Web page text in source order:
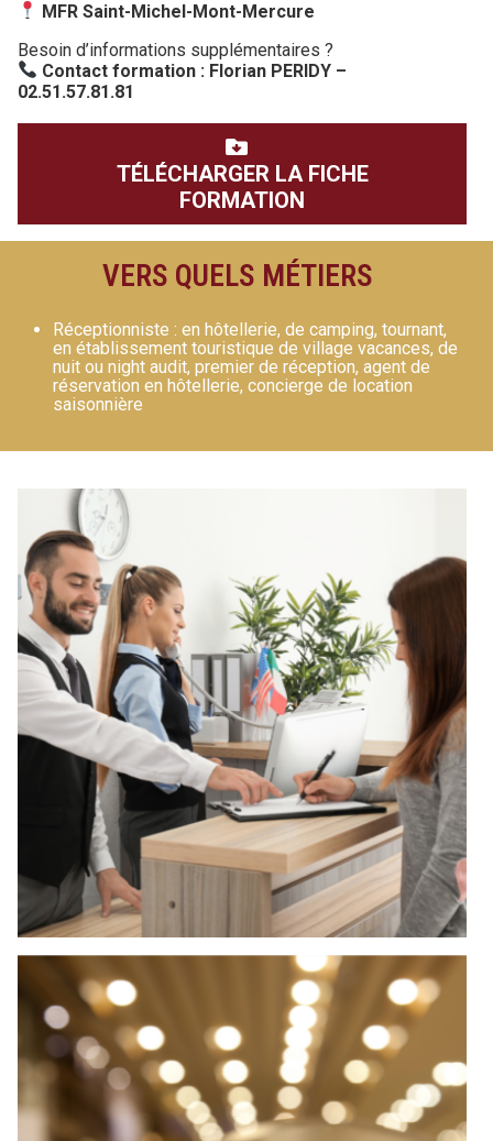
MFR Saint-Michel-Mont-Mercure
Besoin d’informations supplémentaires ?
Contact formation : Florian PERIDY –
02.51.57.81.81
TÉLÉCHARGER LA FICHE
FORMATION
VERS QUELS MÉTIERS
Réceptionniste : en hôtellerie, de camping, tournant,
en établissement touristique de village vacances, de
nuit ou night audit, premier de réception, agent de
réservation en hôtellerie, concierge de location
saisonnière